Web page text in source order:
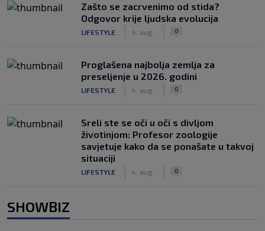
Zašto se zacrvenimo od stida?
Odgovor krije ljudska evolucija
LIFESTYLE 4. aug. 0
Proglašena najbolja zemlja za
preseljenje u 2026. godini
LIFESTYLE 4. aug. 0
Sreli ste se oči u oči s divljom
životinjom: Profesor zoologije
savjetuje kako da se ponašate u takvoj
situaciji
LIFESTYLE 4. aug. 0
SHOWBIZ